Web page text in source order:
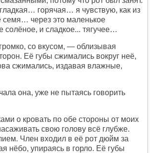
горячая… я чувствую, как из
семя… через это маленькое
солёное, и сладкое... тягучее…
со вкусом, — облизывая
Её губы сжимались вокруг неё,
сжимались, издавая влажные,
она, уже не пытаясь говорить
о кровать по обе стороны от моих
свою голову всё глубже.
Член входил в её рот дюйм за
нёбо, упираясь в горло. Её губы